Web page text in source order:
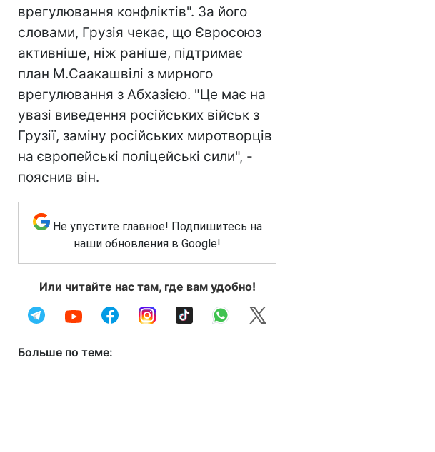
врегулювання конфліктів". За його
словами, Грузія чекає, що Євросоюз
активніше, ніж раніше, підтримає
план М.Саакашвілі з мирного
врегулювання з Абхазією. "Це має на
увазі виведення російських військ з
Грузії, заміну російських миротворців
на європейські поліцейські сили", -
пояснив він.
Не упустите главное! Подпишитесь на
наши обновления в Google!
Или читайте нас там, где вам удобно!
Больше по теме: